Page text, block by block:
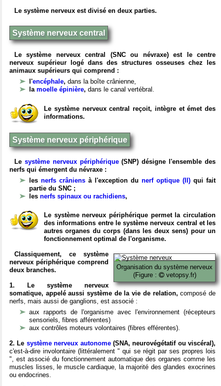
Le système nerveux est divisé en deux parties.
Système nerveux central
Le système nerveux central (SNC ou névraxe) est le centre
nerveux supérieur logé dans des structures osseuses chez les
animaux supérieurs qui comprend :
l'encéphale, dans la boîte crânienne,
la moelle épinière, dans le canal vertébral.
Le système nerveux central reçoit, intègre et émet des
informations.
Système nerveux périphérique
Le système nerveux périphérique(SNP) désigne l'ensemble des
nerfs qui émergent du névraxe :
les nerfs crâniens à l'exception du nerf optique (II) qui fait
partie du SNC ;
les nerfs spinaux ou rachidiens,
Le système nerveux périphérique permet la circulation
des informations entre le système nerveux central et les
autres organes du corps (dans les deux sens) pour un
fonctionnement optimal de l'organisme.
Organisation du système nerveux
(Figure :
vetopsy.fr)
Classiquement, ce système
nerveux périphérique comprend
deux branches.
1. Le système nerveux
somatique, appelé aussi système de la vie de relation, composé de
nerfs, mais aussi de ganglions, est associé :
aux rapports de l'organisme avec l'environnement (récepteurs
sensoriels, fibres afférentes)
aux contrôles moteurs volontaires (fibres efférentes).
2. Le système nerveux autonome(SNA, neurovégétatif ou viscéral),
c'est-à-dire involontaire (littéralement " qui se régit par ses propres lois
", est associé du fonctionnement automatique des organes comme les
muscles lisses, le muscle cardiaque, la majorité des glandes exocrines
ou endocrines.